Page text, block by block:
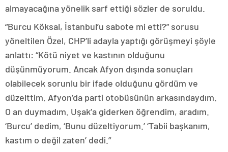
almayacağına yönelik sarf ettiği sözler de soruldu.
“Burcu Köksal, İstanbul’u sabote mi etti?” sorusu
yöneltilen Özel, CHP’li adayla yaptığı görüşmeyi şöyle
anlattı: “Kötü niyet ve kastının olduğunu
düşünmüyorum. Ancak Afyon dışında sonuçları
olabilecek sorunlu bir ifade olduğunu gördüm ve
düzelttim. Afyon’da parti otobüsünün arkasındaydım.
O an duymadım. Uşak’a giderken öğrendim, aradım.
‘Burcu’ dedim, ‘Bunu düzeltiyorum.’ ‘Tabii başkanım,
kastım o değil zaten’ dedi.”